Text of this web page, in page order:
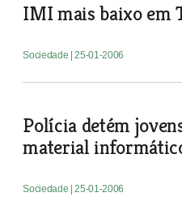
IMI mais baixo em
Sociedade | 25-01-2006
Polícia detém
material
Sociedade | 25-01-2006